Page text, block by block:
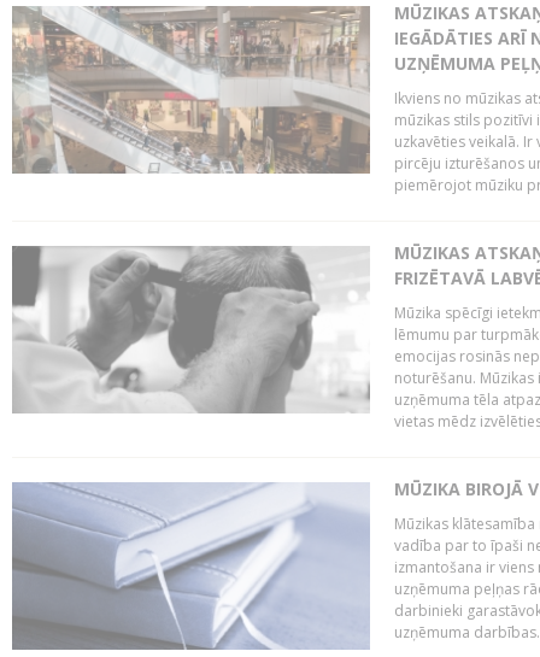
MŪZIKAS
IEGĀDĀTIES ARĪ
UZŅĒMUMA
Ikviens no mūzikas
mūzikas stils pozitīvi
uzkavēties veikalā.
pircēju izturēšanos
piemērojot mūziku
MŪZIKAS
FRIZĒTAVĀ
Mūzika spēcīgi
lēmumu par
emocijas rosinās
noturēšanu.
uzņēmuma tēla
vietas mēdz
MŪZIKA BIROJĀ
Mūzikas
vadība par to īpaši
izmantošana ir
uzņēmuma peļņas
darbinieki
uzņēmuma